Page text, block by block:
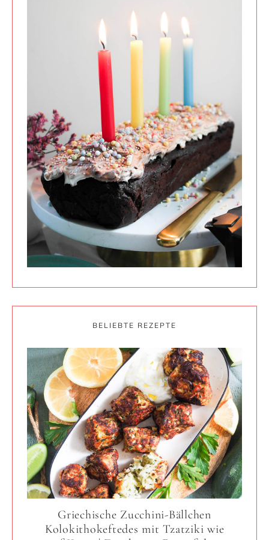
BELIEBTE REZEPTE
Griechische Zucchini-Bällchen
Kolokithokeftedes mit Tzatziki wie